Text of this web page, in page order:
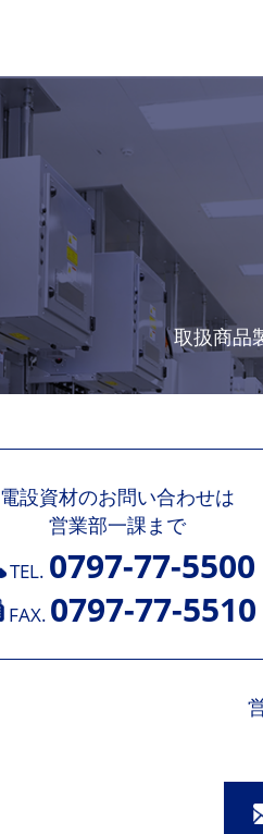
取扱商品
電設資材のお問い合わせは
営業部一課まで
TEL. 0797-77-5500
FAX. 0797-77-5510